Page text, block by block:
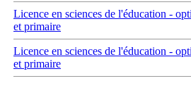
Licence en sciences de l'éducation -
et primaire
Licence en sciences de l'éducation -
et primaire